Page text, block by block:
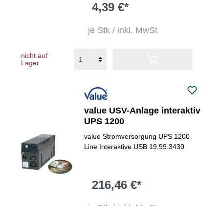
4,39 €*
je Stk / inkl. MwSt
nicht auf
Lager
value USV-Anlage interaktiv
UPS 1200
value Stromversorgung UPS 1200
Line Interaktive USB 19.99.3430
216,46 €*